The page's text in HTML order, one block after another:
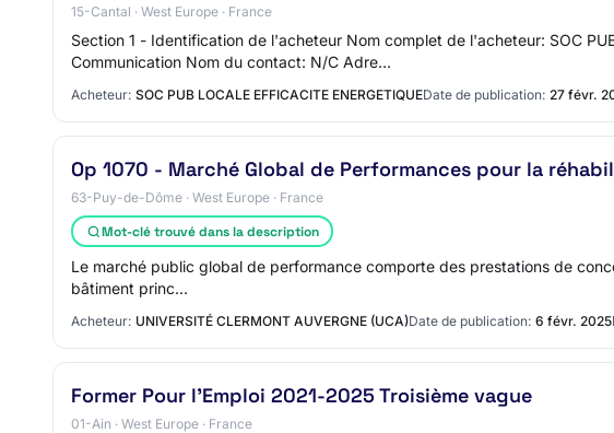
15-Cantal · West Europe · France
Section 1 - Identification de l'acheteur Nom complet de l'acheteur: SOC
Communication Nom du contact: N/C Adre…
Acheteur: SOC PUB LOCALE EFFICACITE ENERGETIQUEDate de publication: 27 févr.
Op 1070 - Marché Global de Performances pour la
63-Puy-de-Dôme · West Europe · France
Mot-clé trouvé dans la description
Le marché public global de performance comporte des prestations de
bâtiment princ…
Acheteur: UNIVERSITÉ CLERMONT AUVERGNE (UCA)Date de publication: 6 févr. 2025
Former Pour l'Emploi 2021-2025 Troisième vague
01-Ain · West Europe · France